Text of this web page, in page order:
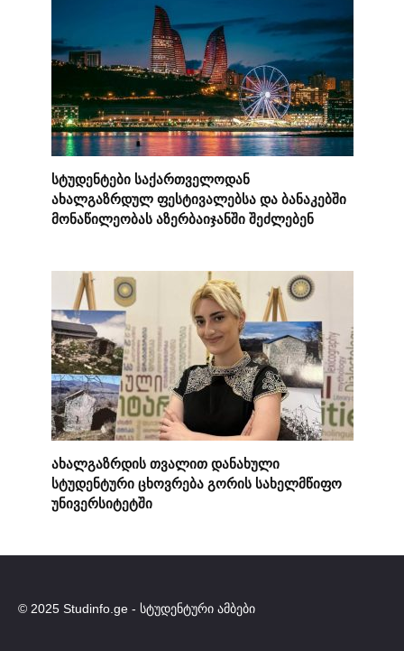
სტუდენტები საქართველოდან
ახალგაზრდულ ფესტივალებსა და ბანაკებში
მონაწილეობას აზერბაიჯანში შეძლებენ
ახალგაზრდის თვალით დანახული
სტუდენტური ცხოვრება გორის სახელმწიფო
უნივერსიტეტში
© 2025 Studinfo.ge - სტუდენტური ამბები